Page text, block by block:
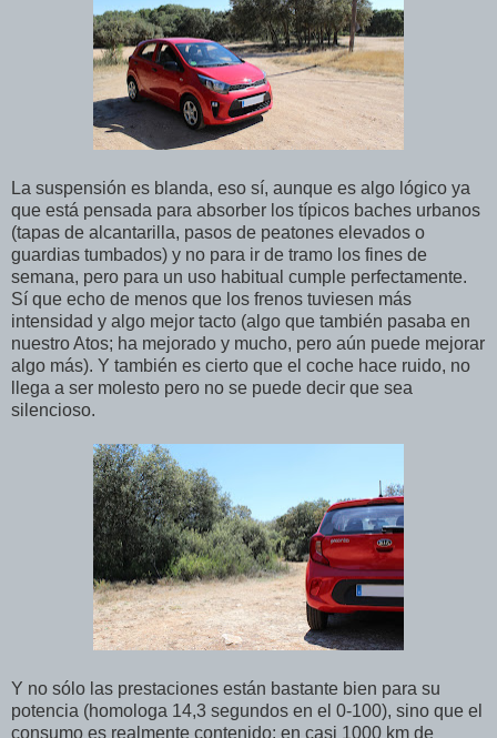
La suspensión es blanda, eso sí, aunque es algo lógico ya
que está pensada para absorber los típicos baches urbanos
(tapas de alcantarilla, pasos de peatones elevados o
guardias tumbados) y no para ir de tramo los fines de
semana, pero para un uso habitual cumple perfectamente.
Sí que echo de menos que los frenos tuviesen más
intensidad y algo mejor tacto (algo que también pasaba en
nuestro Atos; ha mejorado y mucho, pero aún puede mejorar
algo más). Y también es cierto que el coche hace ruido, no
llega a ser molesto pero no se puede decir que sea
silencioso.
Y no sólo las prestaciones están bastante bien para su
potencia (homologa 14,3 segundos en el 0-100), sino que el
consumo es realmente contenido: en casi 1000 km de